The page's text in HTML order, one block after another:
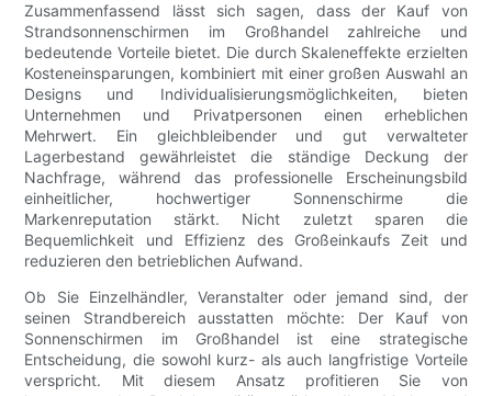
Zusammenfassend lässt sich sagen, dass der Kauf von
Strandsonnenschirmen im Großhandel zahlreiche und
bedeutende Vorteile bietet. Die durch Skaleneffekte erzielten
Kosteneinsparungen, kombiniert mit einer großen Auswahl an
Designs und Individualisierungsmöglichkeiten, bieten
Unternehmen und Privatpersonen einen erheblichen
Mehrwert. Ein gleichbleibender und gut verwalteter
Lagerbestand gewährleistet die ständige Deckung der
Nachfrage, während das professionelle Erscheinungsbild
einheitlicher, hochwertiger Sonnenschirme die
Markenreputation stärkt. Nicht zuletzt sparen die
Bequemlichkeit und Effizienz des Großeinkaufs Zeit und
reduzieren den betrieblichen Aufwand.
Ob Sie Einzelhändler, Veranstalter oder jemand sind, der
seinen Strandbereich ausstatten möchte: Der Kauf von
Sonnenschirmen im Großhandel ist eine strategische
Entscheidung, die sowohl kurz- als auch langfristige Vorteile
verspricht. Mit diesem Ansatz profitieren Sie von